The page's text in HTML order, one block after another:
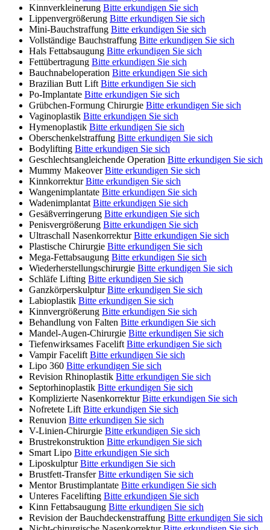
Kinnverkleinerung Bitte erkundigen Sie sich
Lippenvergrößerung Bitte erkundigen Sie sich
Mini-Bauchstraffung Bitte erkundigen Sie sich
Vollständige Bauchstraffung Bitte erkundigen Sie sich
Hals Fettabsaugung Bitte erkundigen Sie sich
Fettübertragung Bitte erkundigen Sie sich
Bauchnabeloperation Bitte erkundigen Sie sich
Brazilian Butt Lift Bitte erkundigen Sie sich
Po-Implantate Bitte erkundigen Sie sich
Grübchen-Formung Chirurgie Bitte erkundigen Sie sich
Vaginoplastik Bitte erkundigen Sie sich
Hymenoplastik Bitte erkundigen Sie sich
Oberschenkelstraffung Bitte erkundigen Sie sich
Bodylifting Bitte erkundigen Sie sich
Geschlechtsangleichende Operation Bitte erkundigen Sie sich
Mummy Makeover Bitte erkundigen Sie sich
Kinnkorrektur Bitte erkundigen Sie sich
Wangenimplantate Bitte erkundigen Sie sich
Wadenimplantat Bitte erkundigen Sie sich
Gesäßverringerung Bitte erkundigen Sie sich
Penisvergrößerung Bitte erkundigen Sie sich
Ultraschall Nasenkorrektur Bitte erkundigen Sie sich
Plastische Chirurgie Bitte erkundigen Sie sich
Mega-Fettabsaugung Bitte erkundigen Sie sich
Wiederherstellungschirurgie Bitte erkundigen Sie sich
Schläfe Lifting Bitte erkundigen Sie sich
Ganzkörperskulptur Bitte erkundigen Sie sich
Labioplastik Bitte erkundigen Sie sich
Kinnvergrößerung Bitte erkundigen Sie sich
Behandlung von Falten Bitte erkundigen Sie sich
Mandel-Augen-Chirurgie Bitte erkundigen Sie sich
Tiefenwirksames Facelift Bitte erkundigen Sie sich
Vampir Facelift Bitte erkundigen Sie sich
Lipo 360 Bitte erkundigen Sie sich
Revision Rhinoplastik Bitte erkundigen Sie sich
Septorhinoplastik Bitte erkundigen Sie sich
Komplizierte Nasenkorrektur Bitte erkundigen Sie sich
Nofretete Lift Bitte erkundigen Sie sich
Renuvion Bitte erkundigen Sie sich
V-Linien-Chirurgie Bitte erkundigen Sie sich
Brustrekonstruktion Bitte erkundigen Sie sich
Smart Lipo Bitte erkundigen Sie sich
Liposkulptur Bitte erkundigen Sie sich
Brustfett-Transfer Bitte erkundigen Sie sich
Mentor Brustimplantate Bitte erkundigen Sie sich
Unteres Facelifting Bitte erkundigen Sie sich
Kinn Fettabsaugung Bitte erkundigen Sie sich
Revision der Bauchdeckenstraffung Bitte erkundigen Sie sich